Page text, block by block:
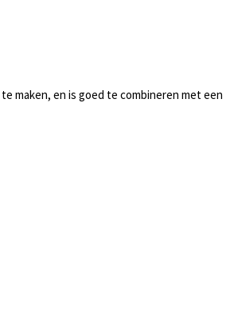
maken, en is goed te combineren met een